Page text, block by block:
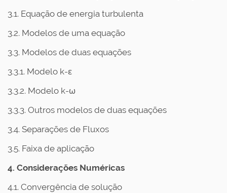
3.1. Equação de energia turbulenta
3.2. Modelos de uma equação
3.3. Modelos de duas equações
3.3.1. Modelo k-ε
3.3.2. Modelo k-ω
3.3.3. Outros modelos de duas equações
3.4. Separações de Fluxos
3.5. Faixa de aplicação
4. Considerações Numéricas
4.1. Convergência de solução